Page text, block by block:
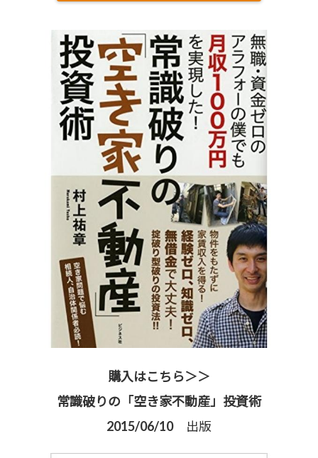
購入はこちら＞＞
常識破りの「空き家不動産」投資術
2015/06/10 出版